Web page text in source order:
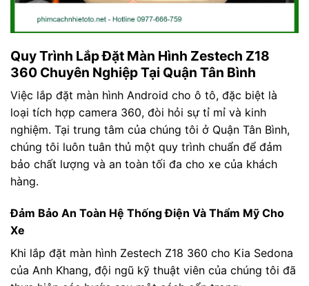
Quy Trình Lắp Đặt Màn Hình Zestech Z18
360 Chuyên Nghiệp Tại Quận Tân Bình
Việc lắp đặt màn hình Android cho ô tô, đặc biệt là
loại tích hợp camera 360, đòi hỏi sự tỉ mỉ và kinh
nghiệm. Tại trung tâm của chúng tôi ở Quận Tân Bình,
chúng tôi luôn tuân thủ một quy trình chuẩn để đảm
bảo chất lượng và an toàn tối đa cho xe của khách
hàng.
Đảm Bảo An Toàn Hệ Thống Điện Và Thẩm Mỹ Cho
Xe
Khi lắp đặt màn hình Zestech Z18 360 cho Kia Sedona
của Anh Khang, đội ngũ kỹ thuật viên của chúng tôi đã